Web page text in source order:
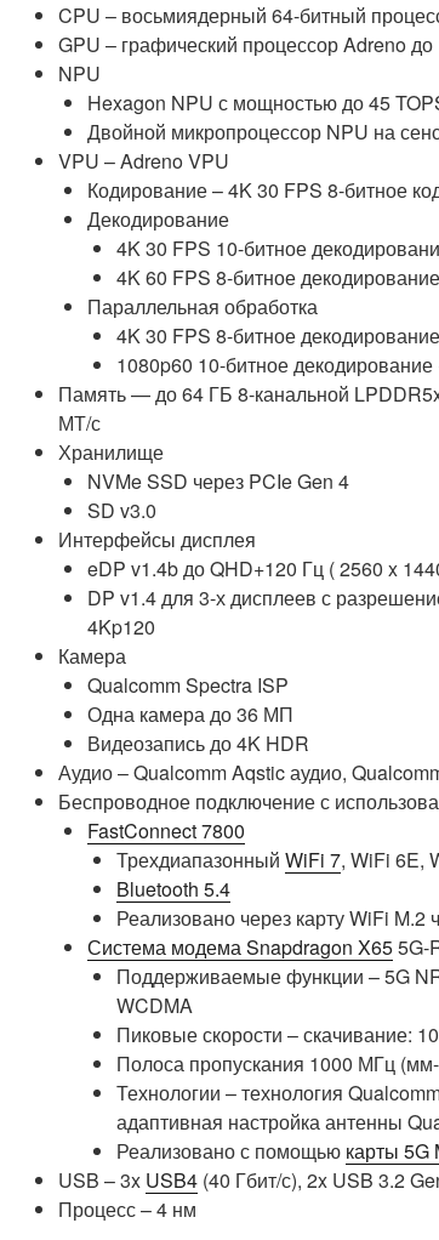
CPU – восьмиядерный 64-битный
GPU – графический процессор Adreno
NPU
Hexagon NPU с мощностью до 45
Двойной микропроцессор NPU на
VPU – Adreno VPU
Кодирование – 4K 30 FPS 8-битное
Декодирование
4K 30 FPS 10-битное
4K 60 FPS 8-битное
Параллельная обработка
4K 30 FPS 8-битное
1080p60 10-битное
Память — до 64 ГБ 8-канальной
МТ/с
Хранилище
NVMe SSD через PCIe Gen 4
SD v3.0
Интерфейсы дисплея
eDP v1.4b до QHD+120 Гц ( 2560 x
DP v1.4 для 3-х дисплеев с
4Kp120
Камера
Qualcomm Spectra ISP
Одна камера до 36 МП
Видеозапись до 4K HDR
Аудио – Qualcomm Aqstic аудио,
Беспроводное подключение с
FastConnect 7800
Трехдиапазонный WiFi 7, WiFi 6E,
Bluetooth 5.4
Реализовано через карту WiFi M.2
Система модема Snapdragon X655G-
Поддерживаемые функции – 5G
WCDMA
Пиковые скорости – скачивание:
Полоса пропускания 1000 МГц
Технологии – технология
адаптивная настройка антенны
Реализовано с помощью карты 5G
USB – 3x USB4 (40 Гбит/с), 2x USB 3.2
Процесс – 4 нм